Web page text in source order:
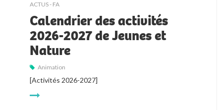
ACTUS - FA
Calendrier des activités
2026-2027 de Jeunes et
Nature
Animation
[Activités 2026-2027]